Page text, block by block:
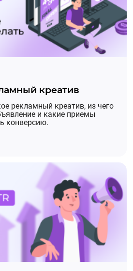
09.04.2025, 06:02:03
- РКО произошло
вознаграждения
(Тариф Ноль) - 2 250,00₽
креатив
рекламный креатив, из чего
и какие приемы
конверсию.